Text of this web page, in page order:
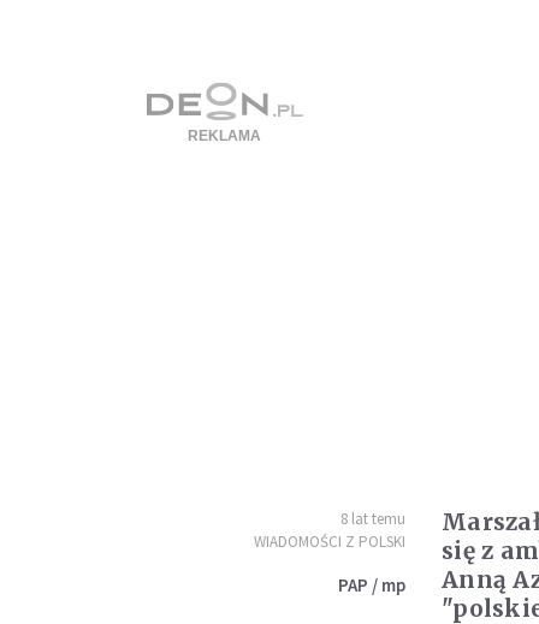
8 lat temu
WIADOMOŚCI Z POLSKI
PAP / mp
się z
Anną